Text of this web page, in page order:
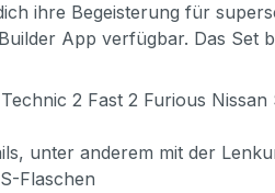
ihre Begeisterung für
App verfügbar. Das Set
2 Fast 2 Furious
unter anderem mit der
Flaschen